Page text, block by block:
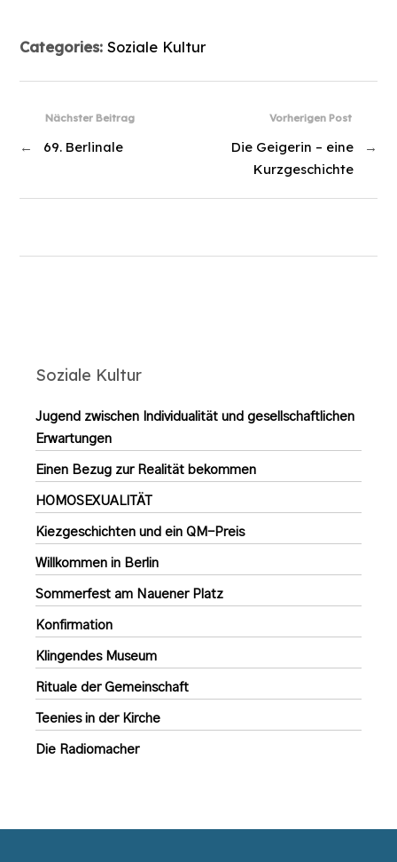
Categories:Soziale Kultur
Vorherigen Post
Die Geigerin – eine
Kurzgeschichte
→
Nächster Beitrag
← 69. Berlinale
Soziale Kultur
Jugend zwischen Individualität und gesellschaftlichen
Erwartungen
Einen Bezug zur Realität bekommen
HOMOSEXUALITÄT
Kiezgeschichten und ein QM-Preis
Willkommen in Berlin
Sommerfest am Nauener Platz
Konfirmation
Klingendes Museum
Rituale der Gemeinschaft
Teenies in der Kirche
Die Radiomacher